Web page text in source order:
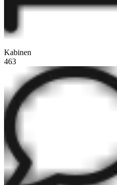
Kabinen
463